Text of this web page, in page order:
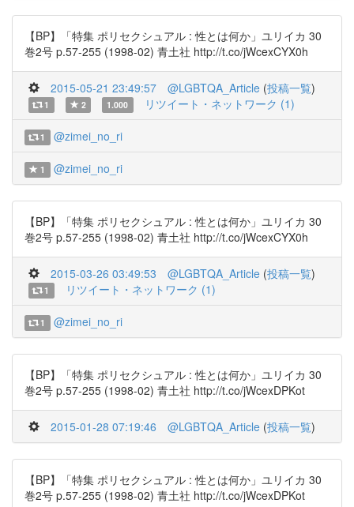
【BP】「特集 ポリセクシュアル : 性とは何か」ユリイカ 30
巻2号 p.57-255 (1998-02) 青土社 http://t.co/jWcexCYX0h
2015-05-21 23:49:57 @LGBTQA_Article (投稿一覧)
1 2 1.000 リツイート・ネットワーク (1)
1 @zimei_no_ri
1 @zimei_no_ri
【BP】「特集 ポリセクシュアル : 性とは何か」ユリイカ 30
巻2号 p.57-255 (1998-02) 青土社 http://t.co/jWcexCYX0h
2015-03-26 03:49:53 @LGBTQA_Article (投稿一覧)
1 リツイート・ネットワーク (1)
1 @zimei_no_ri
【BP】「特集 ポリセクシュアル : 性とは何か」ユリイカ 30
巻2号 p.57-255 (1998-02) 青土社 http://t.co/jWcexDPKot
2015-01-28 07:19:46 @LGBTQA_Article (投稿一覧)
【BP】「特集 ポリセクシュアル : 性とは何か」ユリイカ 30
巻2号 p.57-255 (1998-02) 青土社 http://t.co/jWcexDPKot